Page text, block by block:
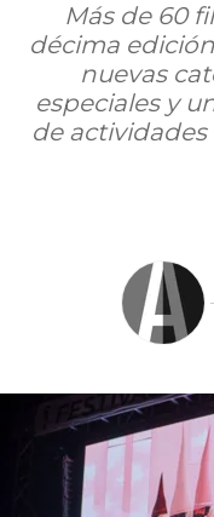
Más de 60
décima
nuevas
especiales y
de